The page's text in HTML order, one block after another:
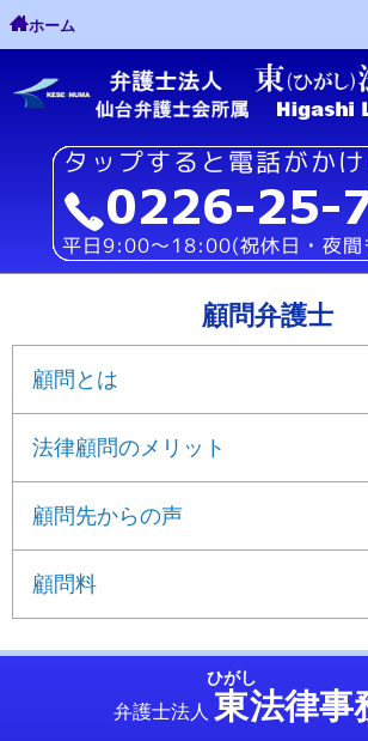
ホーム
顧問弁護士
顧問とは
法律顧問のメリット
顧問先からの声
顧問料
弁護士法人 東
ひがし
法律事